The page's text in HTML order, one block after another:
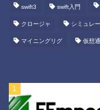
swift3 swift入門
クロージャ シミュレ
マイニングリグ 仮想
1